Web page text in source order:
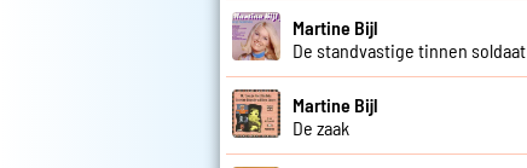
Martine Bijl
De standvastige tinnen soldaat
Martine Bijl
De zaak